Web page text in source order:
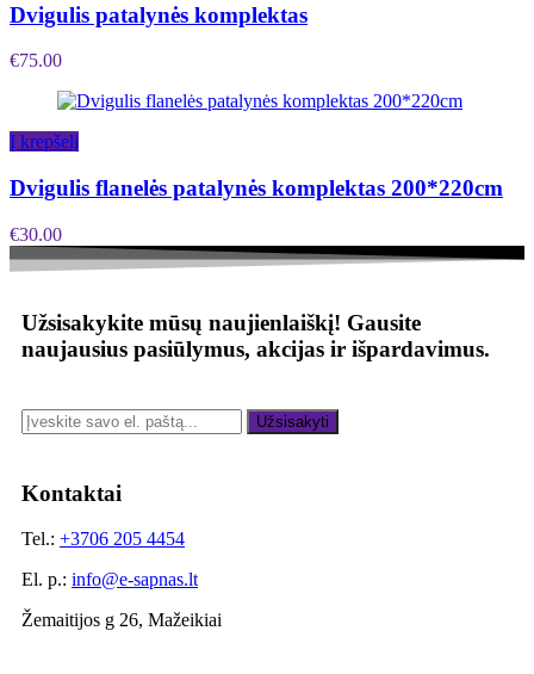
Dvigulis patalynės komplektas
€75.00
Į krepšelį
Dvigulis flanelės patalynės komplektas 200*220cm
€30.00
Užsisakykite mūsų naujienlaiškį! Gausite
naujausius pasiūlymus, akcijas ir išpardavimus.
Užsisakyti
Kontaktai
Tel.: +3706 205 4454
El. p.: info@e-sapnas.lt
Žemaitijos g 26, Mažeikiai